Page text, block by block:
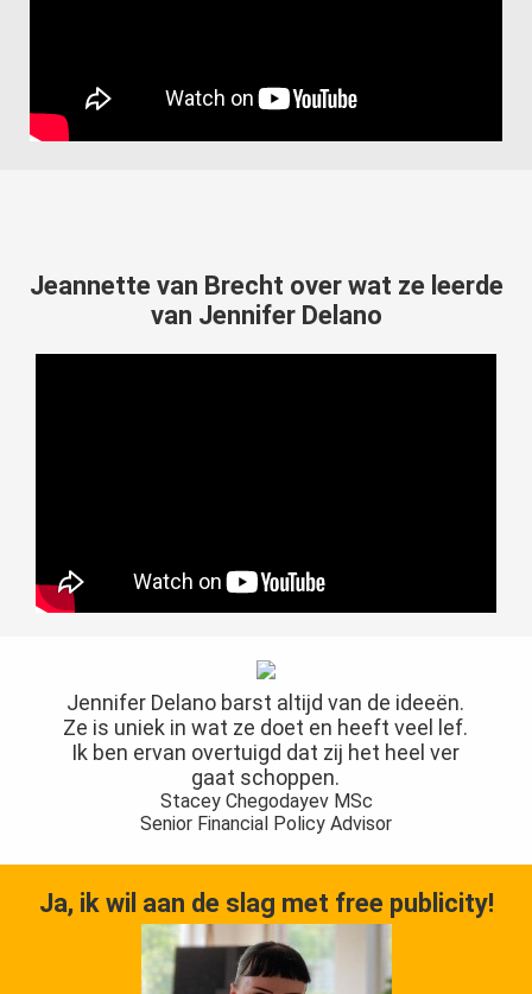
Jeannette van Brecht over wat ze leerde
van Jennifer Delano
Jennifer Delano barst altijd van de ideeën.
Ze is uniek in wat ze doet en heeft veel lef.
Ik ben ervan overtuigd dat zij het heel ver
gaat schoppen.
Stacey Chegodayev MSc
Senior Financial Policy Advisor
Ja, ik wil aan de slag met free publicity!